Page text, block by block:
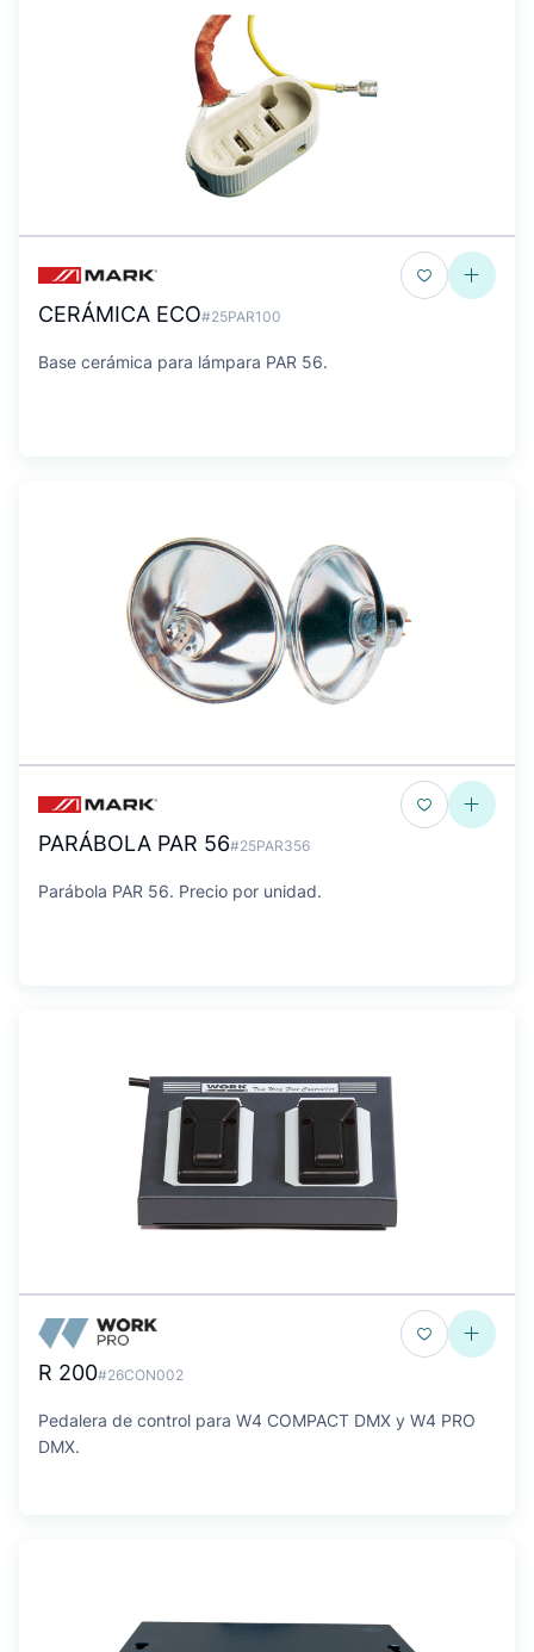
CERÁMICA ECO#25PAR100
Base cerámica para lámpara PAR 56.
PARÁBOLA PAR 56#25PAR356
Parábola PAR 56. Precio por unidad.
R 200#26CON002
Pedalera de control para W4 COMPACT DMX y W4 PRO
DMX.